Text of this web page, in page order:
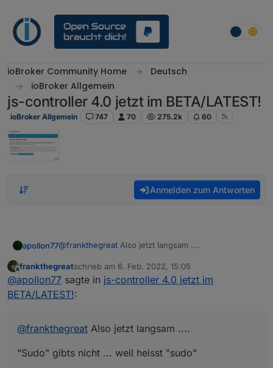
ioBroker Community Home
Deutsch
ioBroker Allgemein
js-controller 4.0 jetzt im BETA/LATEST!
ioBroker Allgemein 747 70 275.2k 60
Anmelden zum Antworten
apollon77@frankthegreat Also jetzt langsam ....
1.) "apt" ist ein Linux kommando und hat mit ioBroker
NICHTS zu tun
2.) Steht genau da was das issue is ... "Sudo" gibts
Offline
frankthegreatschrieb am 6. Feb. 2022, 15:05
zuletzt editiert von
@apollon77 sagte in js-controller 4.0 jetzt im
BETA/LATEST!:
@frankthegreat Also jetzt langsam ....
"Sudo" gibts nicht ... weil heisst "sudo"